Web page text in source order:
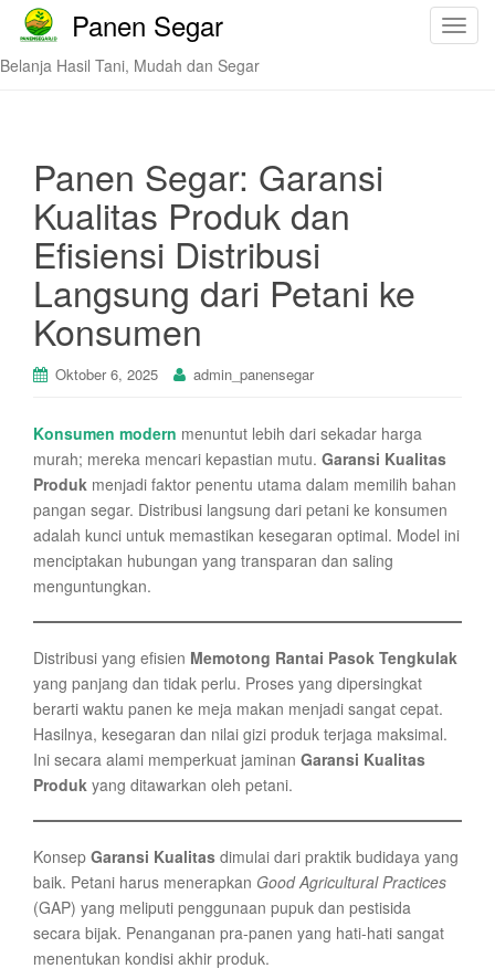
T
Panen Segar
Belanja Hasil Tani, Mudah dan Segar
Panen Segar: Garansi
Kualitas Produk dan
Efisiensi Distribusi
Langsung dari Petani ke
Konsumen
Oktober 6, 2025 admin_panensegar
Konsumen modern menuntut lebih dari sekadar harga
murah; mereka mencari kepastian mutu. Garansi Kualitas
Produk menjadi faktor penentu utama dalam memilih bahan
pangan segar. Distribusi langsung dari petani ke konsumen
adalah kunci untuk memastikan kesegaran optimal. Model ini
menciptakan hubungan yang transparan dan saling
menguntungkan.
Distribusi yang efisien Memotong Rantai Pasok Tengkulak
yang panjang dan tidak perlu. Proses yang dipersingkat
berarti waktu panen ke meja makan menjadi sangat cepat.
Hasilnya, kesegaran dan nilai gizi produk terjaga maksimal.
Ini secara alami memperkuat jaminan Garansi Kualitas
Produk yang ditawarkan oleh petani.
Konsep Garansi Kualitas dimulai dari praktik budidaya yang
baik. Petani harus menerapkan Good Agricultural Practices
(GAP) yang meliputi penggunaan pupuk dan pestisida
secara bijak. Penanganan pra-panen yang hati-hati sangat
menentukan kondisi akhir produk.